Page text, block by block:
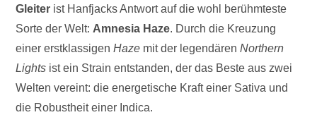
Gleiter ist Hanfjacks Antwort auf die wohl berühmteste
Sorte der Welt: Amnesia Haze. Durch die Kreuzung
einer erstklassigenHaze mit der legendärenNorthern
Lights ist ein Strain entstanden, der das Beste aus zwei
Welten vereint: die energetische Kraft einer Sativa und
die Robustheit einer Indica.